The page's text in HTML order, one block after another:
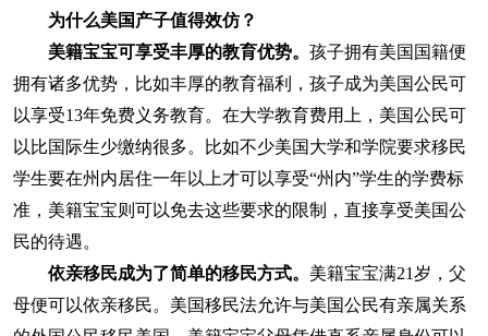
为什么​美国产子值得效仿？
美籍宝宝可享受丰厚的教育优势。 孩子拥有美国国籍便
拥有诸多优势，比如丰厚的教育福利，孩子成为美国公民可
以享受13年免费义务教育。在大学教育费用上，美国公民可
以比国际生少缴纳很多。比如不少美国大学和学院要求移民
学生要在州内居住一年以上才可以享受“州内”学生的学费标
准，美籍宝宝则可以免去这些要求的限制，直接享受美国公
民的待遇。
依亲移民成为了简单的移民方式。 美籍宝宝满21岁，父
母便可以依亲移民。美国移民法允许与美国公民有亲属关系